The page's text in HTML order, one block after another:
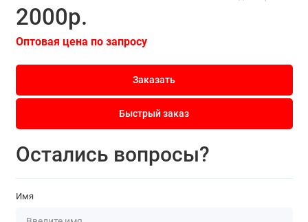
2000р.
Оптовая цена по запросу
Заказать
Быстрый заказ
Остались вопросы?
Имя